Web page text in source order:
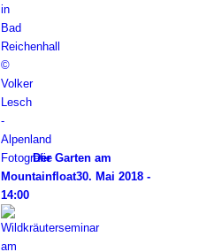
Der Garten am
Mountainfloat30. Mai 2018 -
14:00